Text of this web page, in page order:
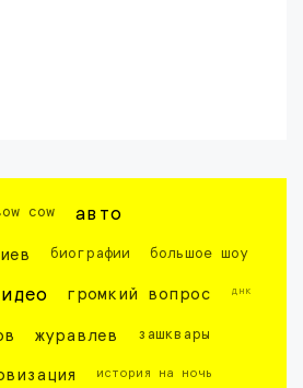
cow авто
биографии большое шоу
громкий вопрос днк
журавлев зашквары
история на ночь